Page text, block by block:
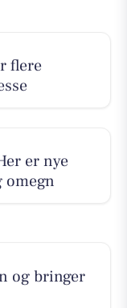
flere
er nye
og bringer